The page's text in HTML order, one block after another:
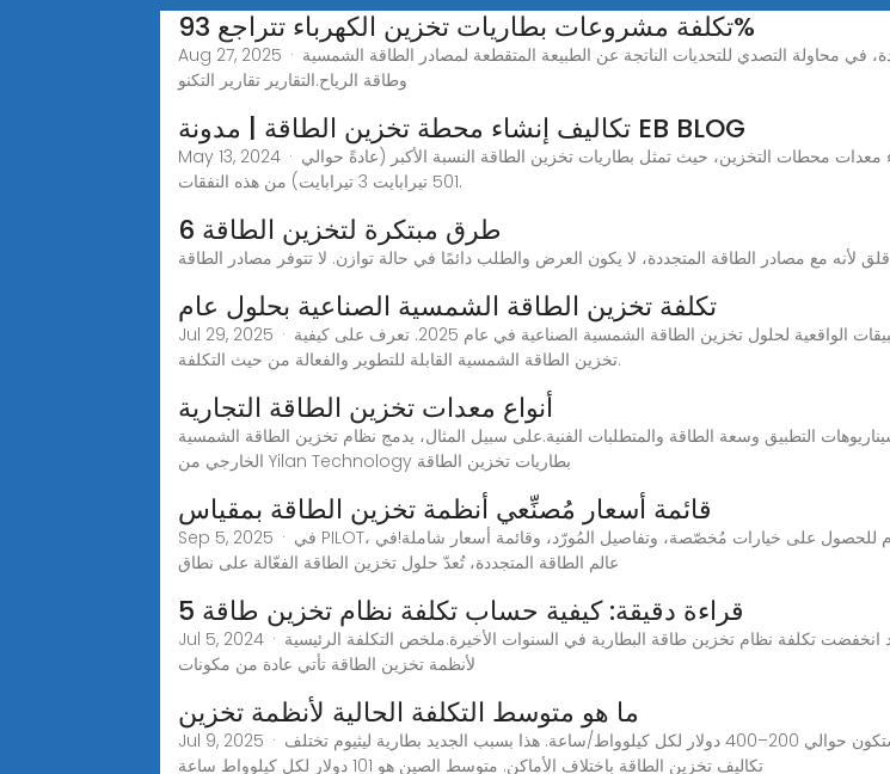
تكلفة مشروعات بطاريات تخزين الكهرباء تتراجع 93%
Aug 27, 2025 · أصبحت أنظمة بطاريات تخزين الكهرباء حجر الزاوية بقطاع الطاقة المتجددة، في محاولة التصدي للتحديات الناتجة عن الطبيعة المتقطعة لمصادر الطاقة الشمسية
وطاقة الرياح.التقارير تقارير التكنو
تكاليف إنشاء محطة تخزين الطاقة | مدونة EB BLOG
May 13, 2024 · تكاليف شراء المعدات: تتكبد محطات تخزين الطاقة نفقات بناء كبيرة عند شراء معدات محطات التخزين، حيث تمثل بطاريات تخزين الطاقة النسبة الأكبر (عادةً حوالي
501 تيرابايت 3 تيرابايت) من هذه النفقات.
6 طرق مبتكرة لتخزين الطاقة
لأنه مع مصادر الطاقة المتجددة، لا يكون العرض والطلب دائمًا في حالة توازن. لا تتوفر مصادر الطاقة
تكلفة تخزين الطاقة الشمسية الصناعية بحلول عام
Jul 29, 2025 · استكشف تفاصيل التكلفة وتحليل عائد الاستثمار والتطبيقات الواقعية لحلول تخزين الطاقة الشمسية الصناعية في عام 2025. تعرف على كيفية HighJoule توفر أنظمة
تخزين الطاقة الشمسية القابلة للتطوير والفعالة من حيث التكلفة.
أنواع معدات تخزين الطاقة التجارية
التطبيق وسعة الطاقة والمتطلبات الفنية.على سبيل المثال، يدمج نظام تخزين الطاقة الشمسية
الخارجي من Yilan Technology بطاريات تخزين الطاقة
قائمة أسعار مُصنِّعي أنظمة تخزين الطاقة بمقياس
Sep 5, 2025 · في PILOT، نُقدّم حلولاً مُصمّمة خصيصاً لتخزين الطاقة على نطاق الشبكة. تواصل معنا اليوم للحصول على خيارات مُخصّصة، وتفاصيل المُورّد، وقائمة أسعار شاملة!في
عالم الطاقة المتجددة، تُعدّ حلول تخزين الطاقة الفعّالة على نطاق
5 قراءة دقيقة: كيفية حساب تكلفة نظام تخزين طاقة
Jul 5, 2024 · التكلفة الرئيسية لأنظمة تخزين الطاقة تأتي عادة من مكونات البطارية, وقد انخفضت تكلفة نظام تخزين طاقة البطارية في السنوات الأخيرة.ملخص التكلفة الرئيسية
لأنظمة تخزين الطاقة تأتي عادة من مكونات
ما هو متوسط التكلفة الحالية لأنظمة تخزين
Jul 9, 2025 · انخفضت أسعار تخزين البطاريات كثيرًا منذ عام 2010. وفي عام 2025، ستكون حوالي 200–400 دولار لكل كيلوواط/ساعة. هذا بسبب الجديد بطارية ليثيوم تختلف
تكاليف تخزين الطاقة باختلاف الأماكن. متوسط الصين هو 101 دولار لكل كيلوواط ساعة